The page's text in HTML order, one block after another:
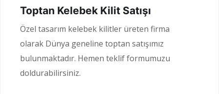
Toptan Kelebek Kilit Satışı
Özel tasarım kelebek kilitler üreten firma
olarak Dünya geneline toptan satışımız
bulunmaktadır. Hemen teklif formumuzu
doldurabilirsiniz.